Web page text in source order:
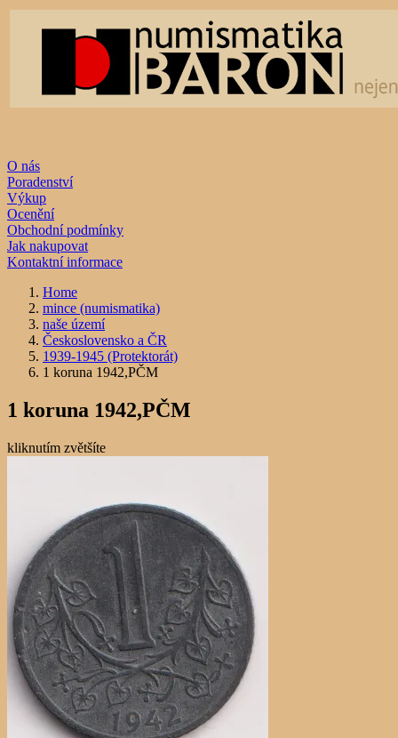
O nás
Poradenství
Výkup
Ocenění
Obchodní podmínky
Jak nakupovat
Kontaktní informace
Home
mince (numismatika)
naše území
Československo a ČR
1939-1945 (Protektorát)
1 koruna 1942,PČM
1 koruna 1942,PČM
kliknutím zvětšíte